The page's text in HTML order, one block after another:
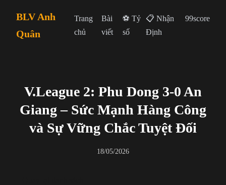
BLV Anh
Quân
Trang
chủ
Bài
viết
⚽ Tỷ
số
📋 Nhận
Định
99score
V.League 2: Phu Dong 3-0 An
Giang – Sức Mạnh Hàng Công
và Sự Vững Chắc Tuyệt Đối
18/05/2026